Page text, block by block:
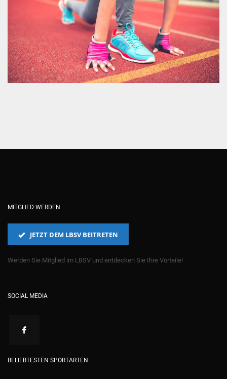
MITGLIED WERDEN
JETZT DEM LBSV BEITRETEN
Werden Sie Mitglied im LBSV und entdecken Sie Ihre Vorteile!
SOCIAL MEDIA
BELIEBTESTEN SPORTARTEN